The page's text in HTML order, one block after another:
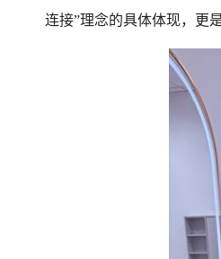
连接”理念的具体体现，更